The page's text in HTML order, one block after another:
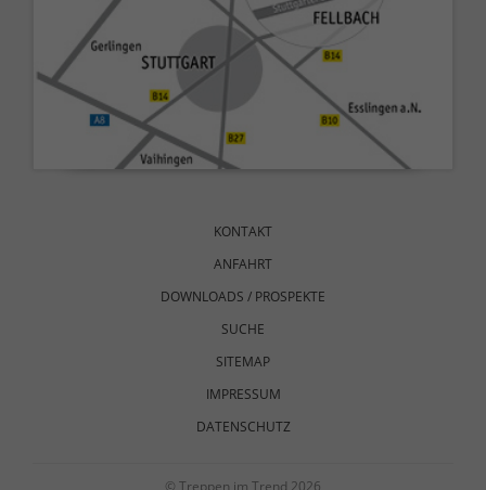
KONTAKT
ANFAHRT
DOWNLOADS / PROSPEKTE
SUCHE
SITEMAP
IMPRESSUM
DATENSCHUTZ
© Treppen im Trend 2026